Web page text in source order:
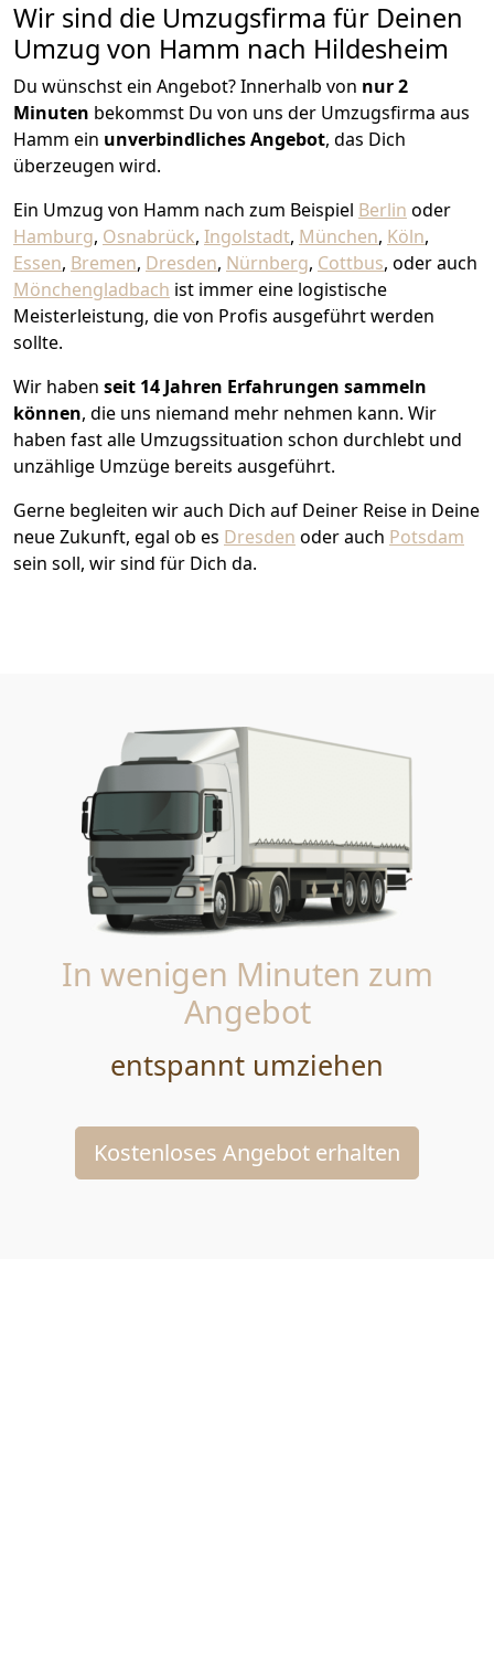
Wir sind die Umzugsfirma für Deinen
Umzug von Hamm nach Hildesheim
Du wünschst ein Angebot? Innerhalb von nur 2
Minuten bekommst Du von uns der Umzugsfirma aus
Hamm ein unverbindliches Angebot, das Dich
überzeugen wird.
Ein Umzug von Hamm nach zum Beispiel Berlin oder
Hamburg, Osnabrück, Ingolstadt, München, Köln,
Essen, Bremen, Dresden, Nürnberg, Cottbus, oder auch
Mönchen­gladbach ist immer eine logistische
Meisterleistung, die von Profis ausgeführt werden
sollte.
Wir haben seit 14 Jahren Erfahrungen sammeln
können, die uns niemand mehr nehmen kann. Wir
haben fast alle Umzugssituation schon durchlebt und
unzählige Umzüge bereits ausgeführt.
Gerne begleiten wir auch Dich auf Deiner Reise in Deine
neue Zukunft, egal ob es Dresden oder auch Potsdam
sein soll, wir sind für Dich da.
In wenigen Minuten zum
Angebot
entspannt umziehen
Kostenloses Angebot erhalten